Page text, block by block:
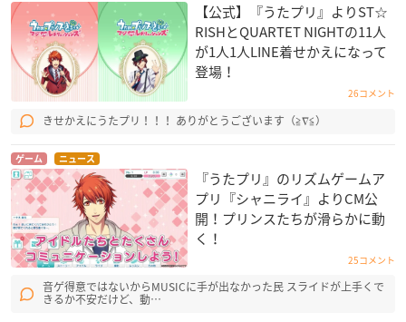
【公式】『うたプリ』よりST☆
RISHとQUARTET NIGHTの11人
が1人1人LINE着せかえになって
登場！
26コメント
きせかえにうたプリ！！！ ありがとうございます（≧∇≦）
ゲーム ニュース
『うたプリ』のリズムゲームア
プリ『シャニライ』よりCM公
開！プリンスたちが滑らかに動
く！
25コメント
音ゲ得意ではないからMUSICに手が出なかった民 スライドが上手くで
きるか不安だけど、動…